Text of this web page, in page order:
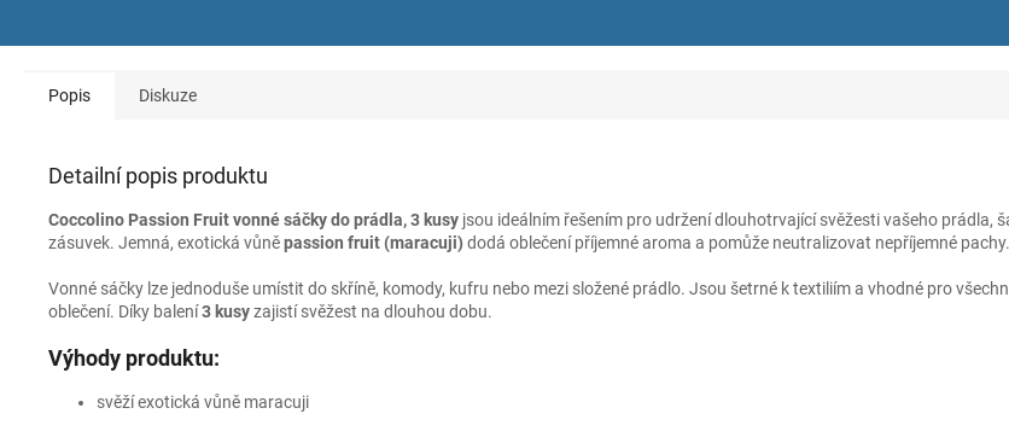
Popis Diskuze
Detailní popis produktu
Coccolino Passion Fruit vonné sáčky do prádla, 3 kusy jsou ideálním řešením pro udržení dlouhotrvající svěžesti vašeho prádla,
zásuvek. Jemná, exotická vůněpassion fruit (maracuji) dodá oblečení příjemné aroma a pomůže neutralizovat nepříjemné pachy.
Vonné sáčky lze jednoduše umístit do skříně, komody, kufru nebo mezi složené prádlo. Jsou šetrné k textiliím a vhodné pro
oblečení. Díky balení3 kusyzajistí svěžest na dlouhou dobu.
Výhody produktu:
svěží exotická vůně maracuji